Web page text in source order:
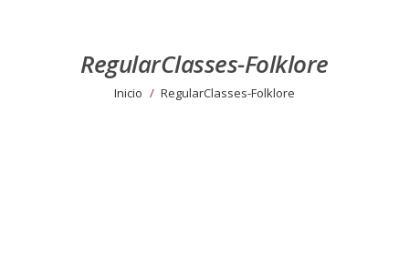
RegularClasses-Folklore
Estás aquí:
Inicio RegularClasses-Folklore